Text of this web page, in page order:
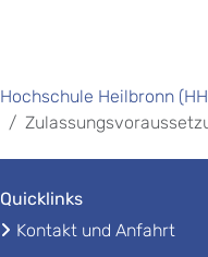
Hochschule Heilbronn
Quicklinks
Kontakt und Anfahrt